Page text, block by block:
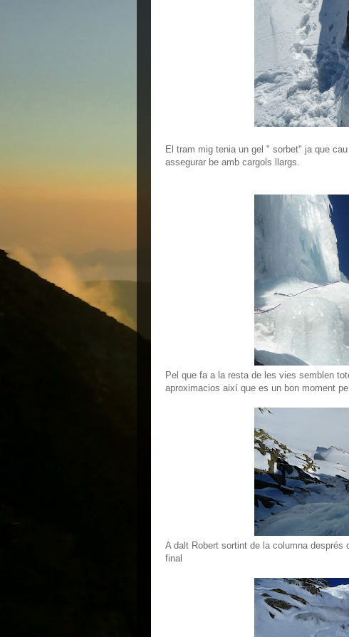
El tram mig tenia un gel " sorbet" ja que
assegurar be amb cargols llargs.
Pel que fa a la resta de les vies semblen
aproximacios així que es un bon moment
A dalt Robert sortint de la columna
final